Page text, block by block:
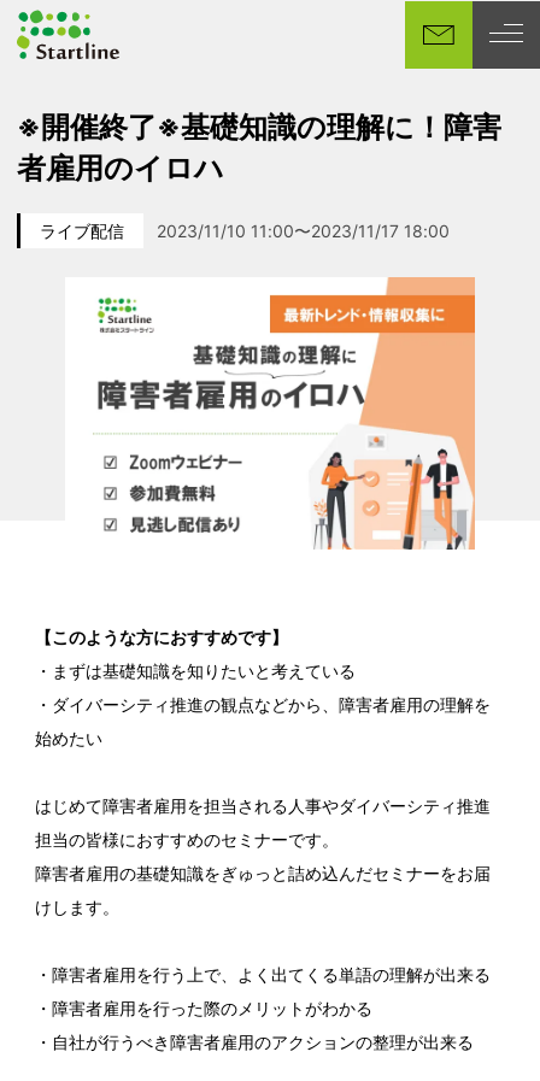
イ
へ
※開催終了※基礎知識の理解に！障害
者雇用のイロハ
カテゴリー
ライブ配信
イベント日
2023/11/10 11:00〜2023/11/17 18:00
【このような方におすすめです】
・まずは基礎知識を知りたいと考えている
・ダイバーシティ推進の観点などから、障害者雇用の理解を
始めたい
はじめて障害者雇用を担当される人事やダイバーシティ推進
担当の皆様におすすめのセミナーです。
障害者雇用の基礎知識をぎゅっと詰め込んだセミナーをお届
けします。
・障害者雇用を行う上で、よく出てくる単語の理解が出来る
・障害者雇用を行った際のメリットがわかる
・自社が行うべき障害者雇用のアクションの整理が出来る